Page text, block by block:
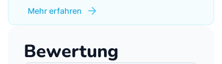
Mehr erfahren
Bewertung